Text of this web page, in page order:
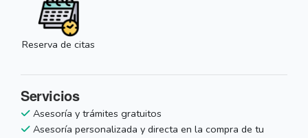
Reserva de citas
Servicios
Asesoría y trámites gratuitos
Asesoría personalizada y directa en la compra de tu